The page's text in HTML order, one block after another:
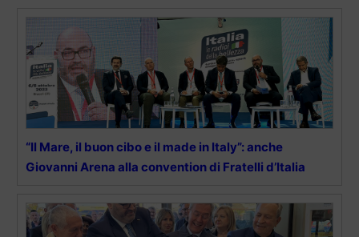
“Il Mare, il buon cibo e il made in Italy”: anche
Giovanni Arena alla convention di Fratelli d’Italia